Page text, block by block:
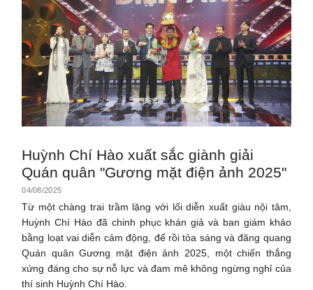
Huỳnh Chí Hào xuất sắc giành giải
Quán quân "Gương mặt điện ảnh 2025"
04/08/2025
Từ một chàng trai trầm lặng với lối diễn xuất giàu nội tâm,
Huỳnh Chí Hào đã chinh phục khán giả và ban giám khảo
bằng loạt vai diễn cảm động, để rồi tỏa sáng và đăng quang
Quán quân Gương mặt điện ảnh 2025, một chiến thắng
xứng đáng cho sự nỗ lực và đam mê không ngừng nghỉ của
thí sinh Huỳnh Chí Hào.